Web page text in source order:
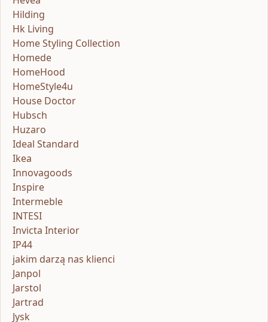
Hilding
Hk Living
Home Styling Collection
Homede
HomeHood
HomeStyle4u
House Doctor
Hubsch
Huzaro
Ideal Standard
Ikea
Innovagoods
Inspire
Intermeble
INTESI
Invicta Interior
IP44
jakim darzą nas klienci
Janpol
Jarstol
Jartrad
Jysk